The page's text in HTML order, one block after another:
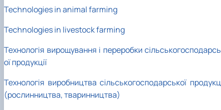
Technologies in animal farming
Technologies in livestock farming
Технологія вирощування і переробки
ої продукції
Технологія виробництва сільськогосподарської
(рослинництва, тваринництва)